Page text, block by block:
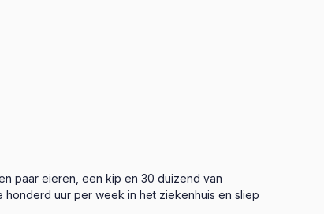
paar eieren, een kip en 30 duizend van
uur per week in het ziekenhuis en sliep